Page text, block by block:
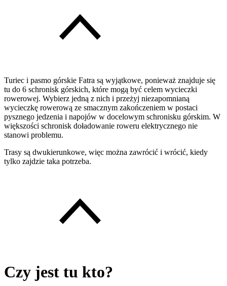
Turiec i pasmo górskie Fatra są wyjątkowe, ponieważ znajduje się
tu do 6 schronisk górskich, które mogą być celem wycieczki
rowerowej. Wybierz jedną z nich i przeżyj niezapomnianą
wycieczkę rowerową ze smacznym zakończeniem w postaci
pysznego jedzenia i napojów w docelowym schronisku górskim. W
większości schronisk doładowanie roweru elektrycznego nie
stanowi problemu.
Trasy są dwukierunkowe, więc można zawrócić i wrócić, kiedy
tylko zajdzie taka potrzeba.
Czy jest tu kto?